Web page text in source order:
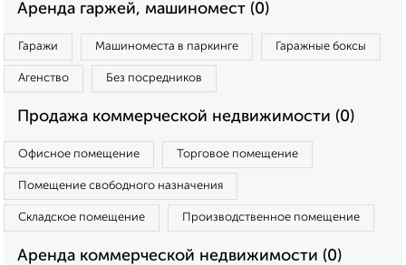
Аренда гаржей, машиномест (0)
Гаражи Машиноместа в паркинге Гаражные боксы
Агенство Без посредников
Продажа коммерческой недвижимости (0)
Офисное помещение Торговое помещение
Помещение свободного назначения
Складское помещение Производственное помещение
Аренда коммерческой недвижимости (0)